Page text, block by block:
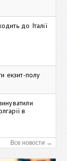
до Італії
екзит-полу
в
Все новости →